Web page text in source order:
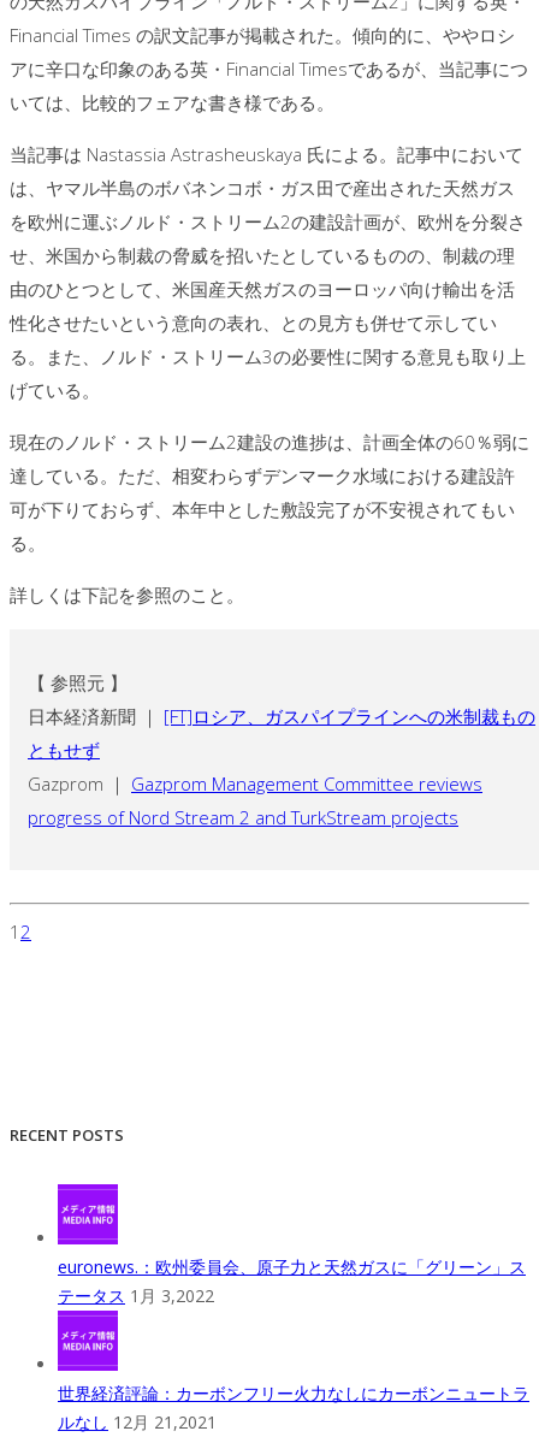
Financial Times の訳文記事が掲載された。傾向的に、ややロシ
アに辛口な印象のある英・Financial Timesであるが、当記事につ
いては、比較的フェアな書き様である。
当記事は Nastassia Astrasheuskaya 氏による。記事中において
は、ヤマル半島のボバネンコボ・ガス田で産出された天然ガス
を欧州に運ぶノルド・ストリーム2の建設計画が、欧州を分裂さ
せ、米国から制裁の脅威を招いたとしているものの、制裁の理
由のひとつとして、米国産天然ガスのヨーロッパ向け輸出を活
性化させたいという意向の表れ、との見方も併せて示してい
る。また、ノルド・ストリーム3の必要性に関する意見も取り上
げている。
現在のノルド・ストリーム2建設の進捗は、計画全体の60％弱に
達している。ただ、相変わらずデンマーク水域における建設許
可が下りておらず、本年中とした敷設完了が不安視されてもい
る。
詳しくは下記を参照のこと。
【 参照元 】
日本経済新聞 ｜ [FT]ロシア、ガスパイプラインへの米制裁もの
ともせず
Gazprom ｜ Gazprom Management Committee reviews
progress of Nord Stream 2 and TurkStream projects
1 2
RECENT POSTS
euronews.：欧州委員会、原子力と天然ガスに「グリーン」ス
テータス 1月 3,2022
世界経済評論：カーボンフリー火力なしにカーボンニュートラ
ルなし 12月 21,2021